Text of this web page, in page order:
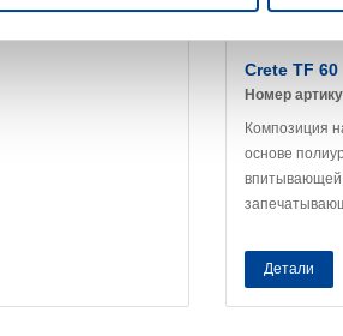
Crete TF 60
Номер
Композиция
основе
впитывающей
Детали